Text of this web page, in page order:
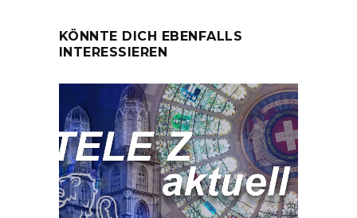
KÖNNTE DICH EBENFALLS
INTERESSIEREN